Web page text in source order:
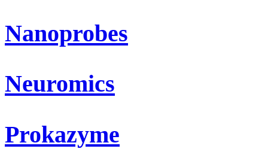
Nanoprobes
Neuromics
Prokazyme